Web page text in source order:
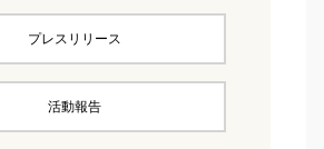
プレスリリース
活動報告